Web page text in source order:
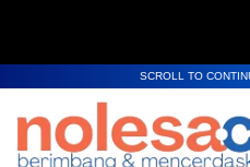
SCROLL TO